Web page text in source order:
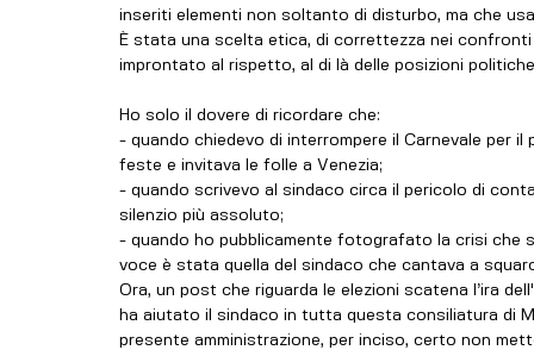
inseriti elementi non soltanto di disturbo, ma che
È stata una scelta etica, di correttezza nei
improntato al rispetto, al di là delle posizioni
Ho solo il dovere di ricordare che:
- quando chiedevo di interrompere il Carnevale per
feste e invitava le folle a Venezia;
- quando scrivevo al sindaco circa il pericolo di
silenzio più assoluto;
- quando ho pubblicamente fotografato la crisi che
voce è stata quella del sindaco che cantava a
Ora, un post che riguarda le elezioni scatena l’ira
ha aiutato il sindaco in tutta questa consiliatura di
presente amministrazione, per inciso, certo non